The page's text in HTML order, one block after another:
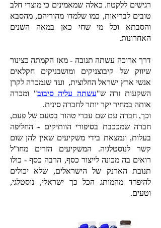
רגישים ללקטוז. כאלה שמאמינים כי מוצרי חלב
טובים לבריאות, כמו שלמדו מהוריהם, מהסבא
והסבתא וכל מי שחי כאן במאה השנים
האחרונות.
דרך ארוכה עשתה תנובה - מאז הקמתה כצינור
שיווק של קיבוצניקים ומושבניקים חקלאים
אנשי ארץ ישראל החלוצית, ועד שנמכרה לקרן
השקעות זרה ש"עשתה עליה סיבוב" ומכרה
אותה במחיר יקר יותר לחברה סינית.
וכך, חברה עם שם עברי טהור בטעם של פעם,
חברה שמככבת בסיפורי הוותיקים - החליפה
בעלות, ונמצאת בידי משקיעים שאין להן שום
קשר לנוסטלגיה. המשקיעים הזרים מחו"ל
רואים בה מכונה לייצור כסף, הרבה כסף - כולו
תנובת הארנק של הישראלים, שלא יכולים
להיפרד מהמותג הכל כך ישראלי, נוסטלגי,
וטעים.